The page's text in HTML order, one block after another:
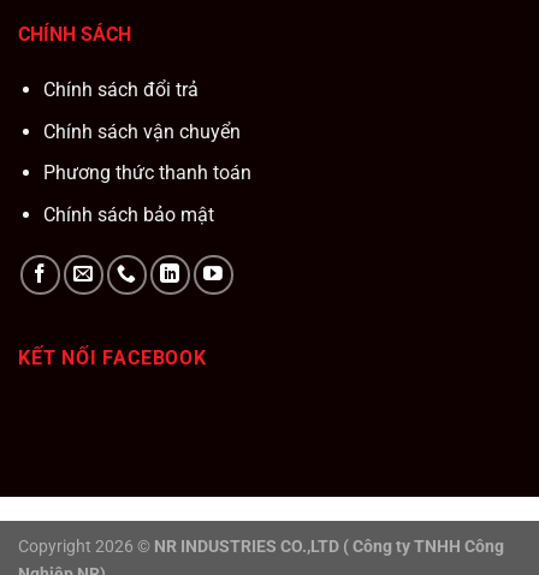
CHÍNH SÁCH
Chính sách đổi trả
Chính sách vận chuyển
Phương thức thanh toán
Chính sách bảo mật
KẾT NỐI FACEBOOK
Copyright 2026 © NR INDUSTRIES CO.,LTD ( Công ty TNHH Công